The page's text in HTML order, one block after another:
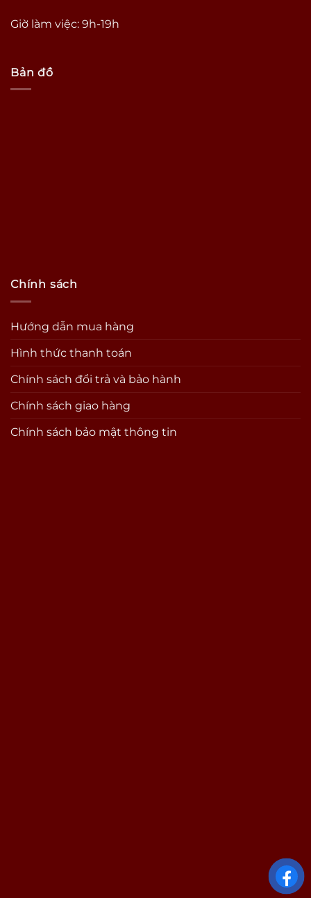
Giờ làm việc: 9h-19h
Bản đồ
Chính sách
Hướng dẫn mua hàng
Hình thức thanh toán
Chính sách đổi trả và bảo hành
Chính sách giao hàng
Chính sách bảo mật thông tin